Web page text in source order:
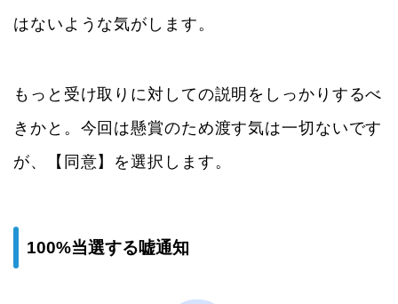
はないような気がします。
もっと受け取りに対しての説明をしっかりするべ
きかと。今回は懸賞のため渡す気は一切ないです
が、【同意】を選択します。
100%当選する嘘通知